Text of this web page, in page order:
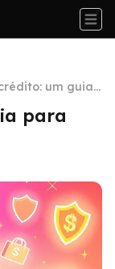
um guia
para